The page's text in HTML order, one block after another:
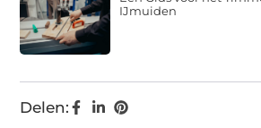
Delen:
IJmuiden